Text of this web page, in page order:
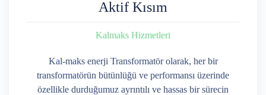
Aktif Kısım
Kalmaks Hizmetleri
Kal-maks enerji Transformatör olarak, her bir
transformatörün bütünlüğü ve performansı üzerinde
özellikle durduğumuz ayrıntılı ve hassas bir sürecin